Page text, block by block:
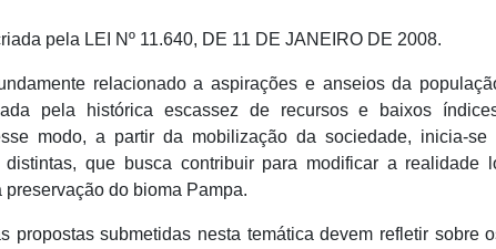
pela LEI Nº 11.640, DE 11 DE JANEIRO DE 2008.
relacionado a aspirações e anseios da
pela histórica escassez de recursos e baixos
modo, a partir da mobilização da sociedade, inicia-se
que busca contribuir para modificar a realidade
do bioma Pampa.
propostas submetidas nesta temática devem refletir sobre